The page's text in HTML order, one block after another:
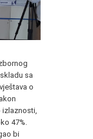
sa
o
47%.
bi